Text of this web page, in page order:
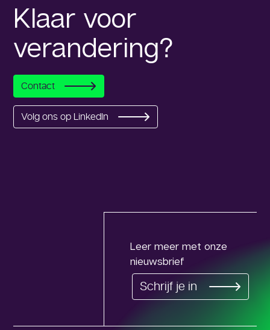
Klaar voor
verandering?
Contact
Volg ons op LinkedIn
Leer meer met onze
nieuwsbrief
Schrijf je in